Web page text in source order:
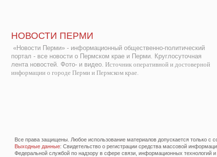
НОВОСТИ ПЕРМИ
«Новости Перми» - информационный общественно-политический
портал - все новости о Пермском крае и Перми. Круглосуточная
лента новостей. Фото- и видео. Источник оперативной и достоверной
информации о городе Перми и Пермском крае.
Все права защищены. Любое использование материалов допускается только с
Выходные данные: Свидетельство о регистрации средства массовой
Федеральной службой по надзору в сфере связи, информационных технологий